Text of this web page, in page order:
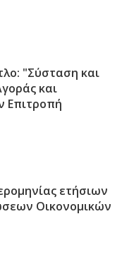
"Σύσταση και
και
Επιτροπή
ετήσιων
Οικονομικών